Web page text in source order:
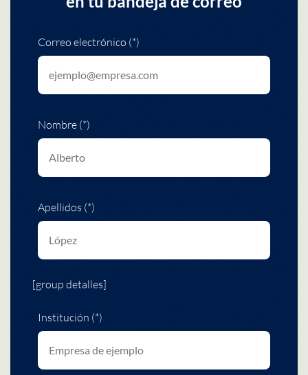
Correo electrónico (*)
Nombre (*)
Apellidos (*)
[group detalles]
Institución (*)